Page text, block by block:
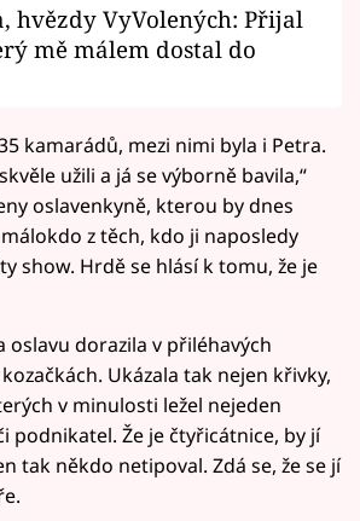
hvězdy VyVolených: Přijal
mě málem dostal do
kamarádů, mezi nimi byla i Petra.
užili a já se výborně bavila,“
oslavenkyně, kterou by dnes
z těch, kdo ji naposledy
show. Hrdě se hlásí k tomu, že je
oslavu dorazila v přiléhavých
Ukázala tak nejen křivky,
v minulosti ležel nejeden
podnikatel. Že je čtyřicátnice, by jí
tak někdo netipoval. Zdá se, že se jí